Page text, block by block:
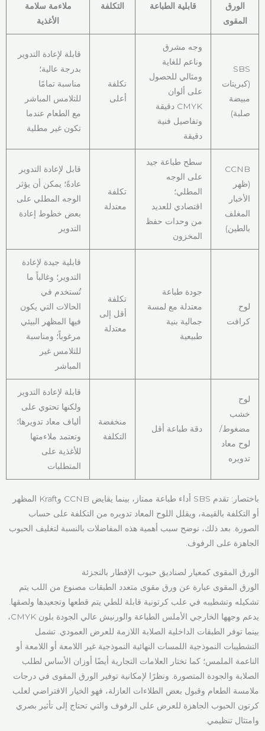
الورق
المقوى
قابلية الطباعة التكلفة
ملاءمة سلامة
الأغذية
SBS
(كبريتات
مبيضة
صلبة)
وجه مشرق
وناعم للغاية
ومثالي للحصول
على ألوان
CMYK دقيقة
وتفاصيل فنية
دقيقة
تكلفة
أعلى
قابلة لإعادة التدوير
بدرجة عالية؛
مناسبة تمامًا
للتلامس المباشر
مع الطعام عندما
تكون غير مطلية
CCNB
(ظهر
الأخبار
المغلف
بالطين)
سطح طباعة جيد
على الوجه
المطلي؛
اقتصادي للعديد
من وحدات حفظ
المخزون
تكلفة
معتدلة
قابل لإعادة التدوير
عادةً؛ يمكن أن يؤثر
الوجه المطلي على
بعض خطوط إعادة
التدوير
لوح
كرافت
جودة طباعة
معتدلة مع لمسة
جمالية بنية
طبيعية
تكلفة
أقل إلى
معتدلة
قابلية جيدة لإعادة
التدوير؛ وغالباً ما
تُستخدم في
الحالات التي يكون
فيها المظهر البيئي
مرغوباً؛ ومناسبة
للتلامس غير
المباشر
لوح
خشب
مضغوط/
لوح معاد
تدويره
دقة طباعة أقل
منخفضة
التكلفة
قابلة لإعادة التدوير
ولكنها تحتوي على
ألياف معاد تدويرها؛
وتعتمد ملاءمتها
للأغذية على
المتطلبات
باختصار: تقدم SBS أداء طباعة ممتاز، بينما يقايض CCNB وKraft المظهر
أو التكلفة بالقيمة، ويقلل اللوح المعاد تدويره من التكلفة على حساب
الصورة. بعد ذلك، نوضح سبب أهمية هذه المفاضلات بالنسبة لتغليف الحبوب
الجاهزة على الرفوف.
الورق المقوى كمعيار لصناديق حبوب الإفطار بالتجزئة
الورق المقوى عبارة عن ورق مقوى متعدد الطبقات مصنوع من اللب يتم
تشكيله وتشطيبه في علب كرتونية قابلة للطي يتم قطعها وتجعيدها ولصقها.
يدعم وجهها الخارجي الأملس الطباعة والورنيش عالي الجودة بلون CMYK،
بينما توفر الطبقات الداخلية الصلابة اللازمة للعرض العمودي. تشمل
التشطيبات النموذجية اللمسات النهائية النموذجية غير اللامعة أو اللامعة أو
الناعمة الملمس؛ كما تختار العلامات التجارية أيضًا أوزان الأساس لطلب
الصلابة والجودة المتصورة. ونظرًا لإمكانية توفير الورق المقوى في درجات
ملامسة الطعام وقبول بعض الطلاءات العازلة، فهو الخيار الافتراضي لعلب
كرتون الحبوب الجاهزة للعرض على الرفوف والتي تحتاج إلى تأثير بصري
وامتثال تنظيمي.